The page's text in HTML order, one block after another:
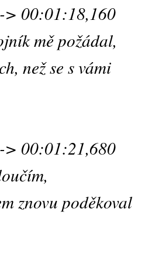
00:01:18,160
mě požádal,
než se s vámi
00:01:21,680
znovu poděkoval